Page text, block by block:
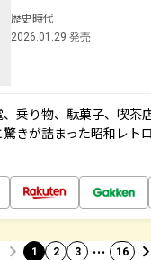
歴史時代
2026.01.29 発売
乗り物、駄菓子、喫茶
きが詰まった昭和レト
1 2 3 … 16